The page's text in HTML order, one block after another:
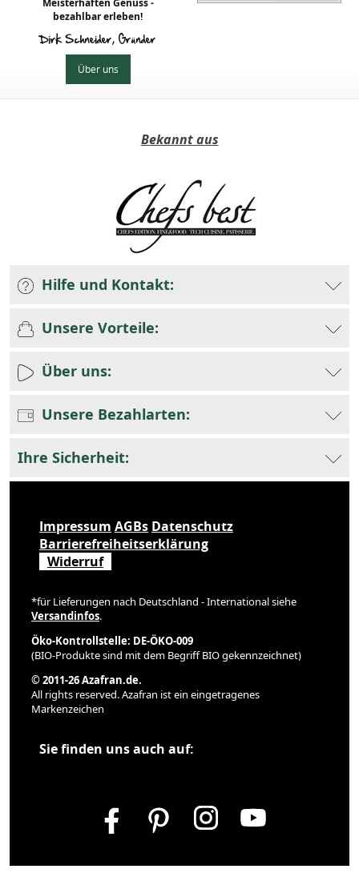
Meisterhaften Genuss -
bezahlbar erleben!
Dirk Schneider, Gründer
Über uns
Bekannt aus
Hilfe und Kontakt:
Unsere Vorteile:
Über uns:
Unsere Bezahlarten:
Ihre Sicherheit:
Impressum AGBs Datenschutz
Barrierefreiheitserklärung
Widerruf
*für Lieferungen nach Deutschland - International siehe
Versandinfos.
Öko-Kontrollstelle: DE-ÖKO-009
(BIO-Produkte sind mit dem Begriff BIO gekennzeichnet)
© 2011-26 Azafran.de.
All rights reserved. Azafran ist ein eingetragenes
Markenzeichen
Sie finden uns auch auf: